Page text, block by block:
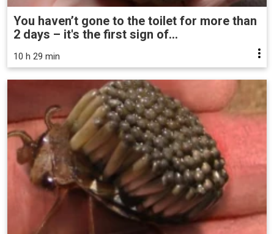
You haven’t gone to the toilet for more than
2 days – it's the first sign of...
10 h 29 min